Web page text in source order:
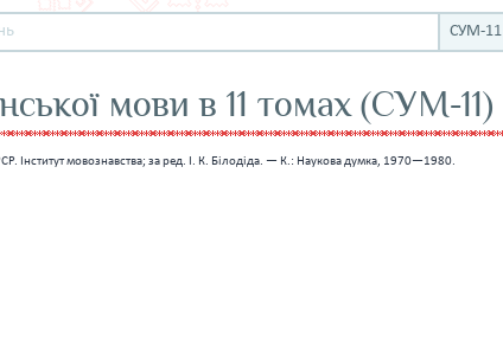
СУМ-11
мови в 11 томах (СУМ-11)
Інститут мовознавства; за ред. І. К. Білодіда. — К.: Наукова думка, 1970—1980.